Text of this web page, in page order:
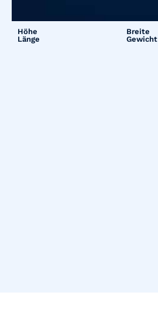
Höhe
Breite
Länge
Gewicht